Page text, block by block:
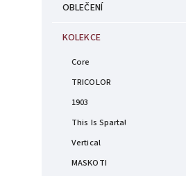
OBLEČENÍ
KOLEKCE
Core
TRICOLOR
1903
This Is Sparta!
Vertical
MASKOTI